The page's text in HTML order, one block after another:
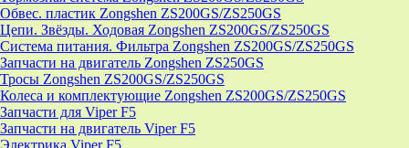
Обвес. пластик Zongshen ZS200GS/ZS250GS
Цепи. Звёзды. Ходовая Zongshen ZS200GS/ZS250GS
Система питания. Фильтра Zongshen ZS200GS/ZS250GS
Запчасти на двигатель Zongshen ZS250GS
Тросы Zongshen ZS200GS/ZS250GS
Колеса и комплектующие Zongshen ZS200GS/ZS250GS
Запчасти для Viper F5
Запчасти на двигатель Viper F5